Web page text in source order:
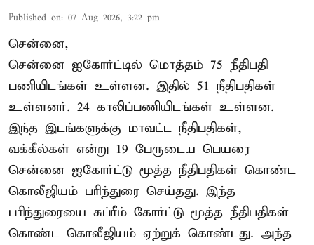
Published on: 07 Aug 2026, 3:22 pm
சென்னை,
சென்னை ஐகோர்ட்டில் மொத்தம் 75 நீதிபதி
பணியிடங்கள் உள்ளன. இதில் 51 நீதிபதிகள்
உள்ளனர். 24 காலிப்பணியிடங்கள் உள்ளன.
இந்த இடங்களுக்கு மாவட்ட நீதிபதிகள்,
வக்கீல்கள் என்று 19 பேருடைய பெயரை
சென்னை ஐகோர்ட்டு மூத்த நீதிபதிகள் கொண்ட
கொலீஜியம் பரிந்துரை செய்தது. இந்த
பரிந்துரையை சுப்ரீம் கோர்ட்டு மூத்த நீதிபதிகள்
கொண்ட கொலீஜியம் ஏற்றுக் கொண்டது. அந்த